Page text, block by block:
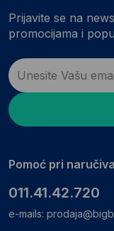
Prijavite se na
promocijama i
Pomoć pri
011.41.42.720
e-mails: